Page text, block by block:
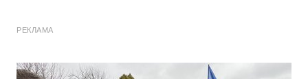
РЕКЛАМА